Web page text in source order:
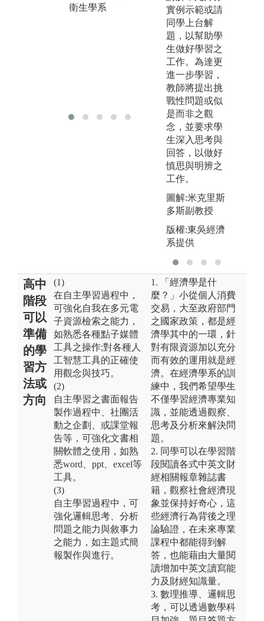
衛生學系
版權:中山醫學
大學職業安全
衛生學系
實例示範或請
同學上台解
題，以幫助學
生做好學習之
工作。為達更
進一步學習，
教師將提出挑
戰性問題或似
是而非之觀
念，並要求學
生深入思考與
回答，以做好
慎思與明辨之
工作。
圖解:米克里斯
多斯副教授
版權:東吳經濟
系提供
高中
階段
可以
準備
的學
習方
法或
方向
(1)
在自主學習過程中，
可強化自我在多元電
子資源檢索之能力，
如熟悉各種點子媒體
工具之操作;對各種人
工智慧工具的正確使
用觀念與技巧。
(2)
自主學習之書面報告
製作過程中、社團活
動之企劃、或課堂報
告等，可強化文書相
關軟體之使用，如熟
悉word、ppt、excel等
工具。
(3)
自主學習過程中，可
強化邏輯思考、分析
問題之能力與敘事力
之能力，如主題式簡
報製作與進行。
1. 「經濟學是什
麼？」小從個人消費
交易，大至政府部門
之國家政策，都是經
濟學其中的一環，針
對有限資源加以充分
而有效的運用就是經
濟。在經濟學系的訓
練中，我們希望學生
不僅學習經濟專業知
識，並能透過觀察、
思考及分析來解決問
題。
2. 同學可以在學習階
段閱讀各式中英文財
經相關報章雜誌書
籍，觀察社會經濟現
象並保持好奇心，這
些經濟行為背後之理
論驗證，在未來專業
課程中都能得到解
答，也能藉由大量閱
讀增加中英文讀寫能
力及財經知識量。
3. 數理推導、邏輯思
考，可以透過數學科